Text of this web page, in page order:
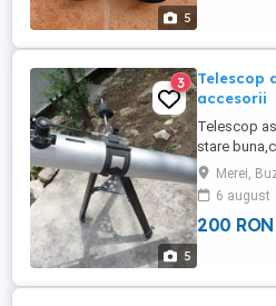
5
5
3
Telescop
accesorii
Telescop
stare
telescopului
13
Buzaului
Merei,
6 august
200 RON